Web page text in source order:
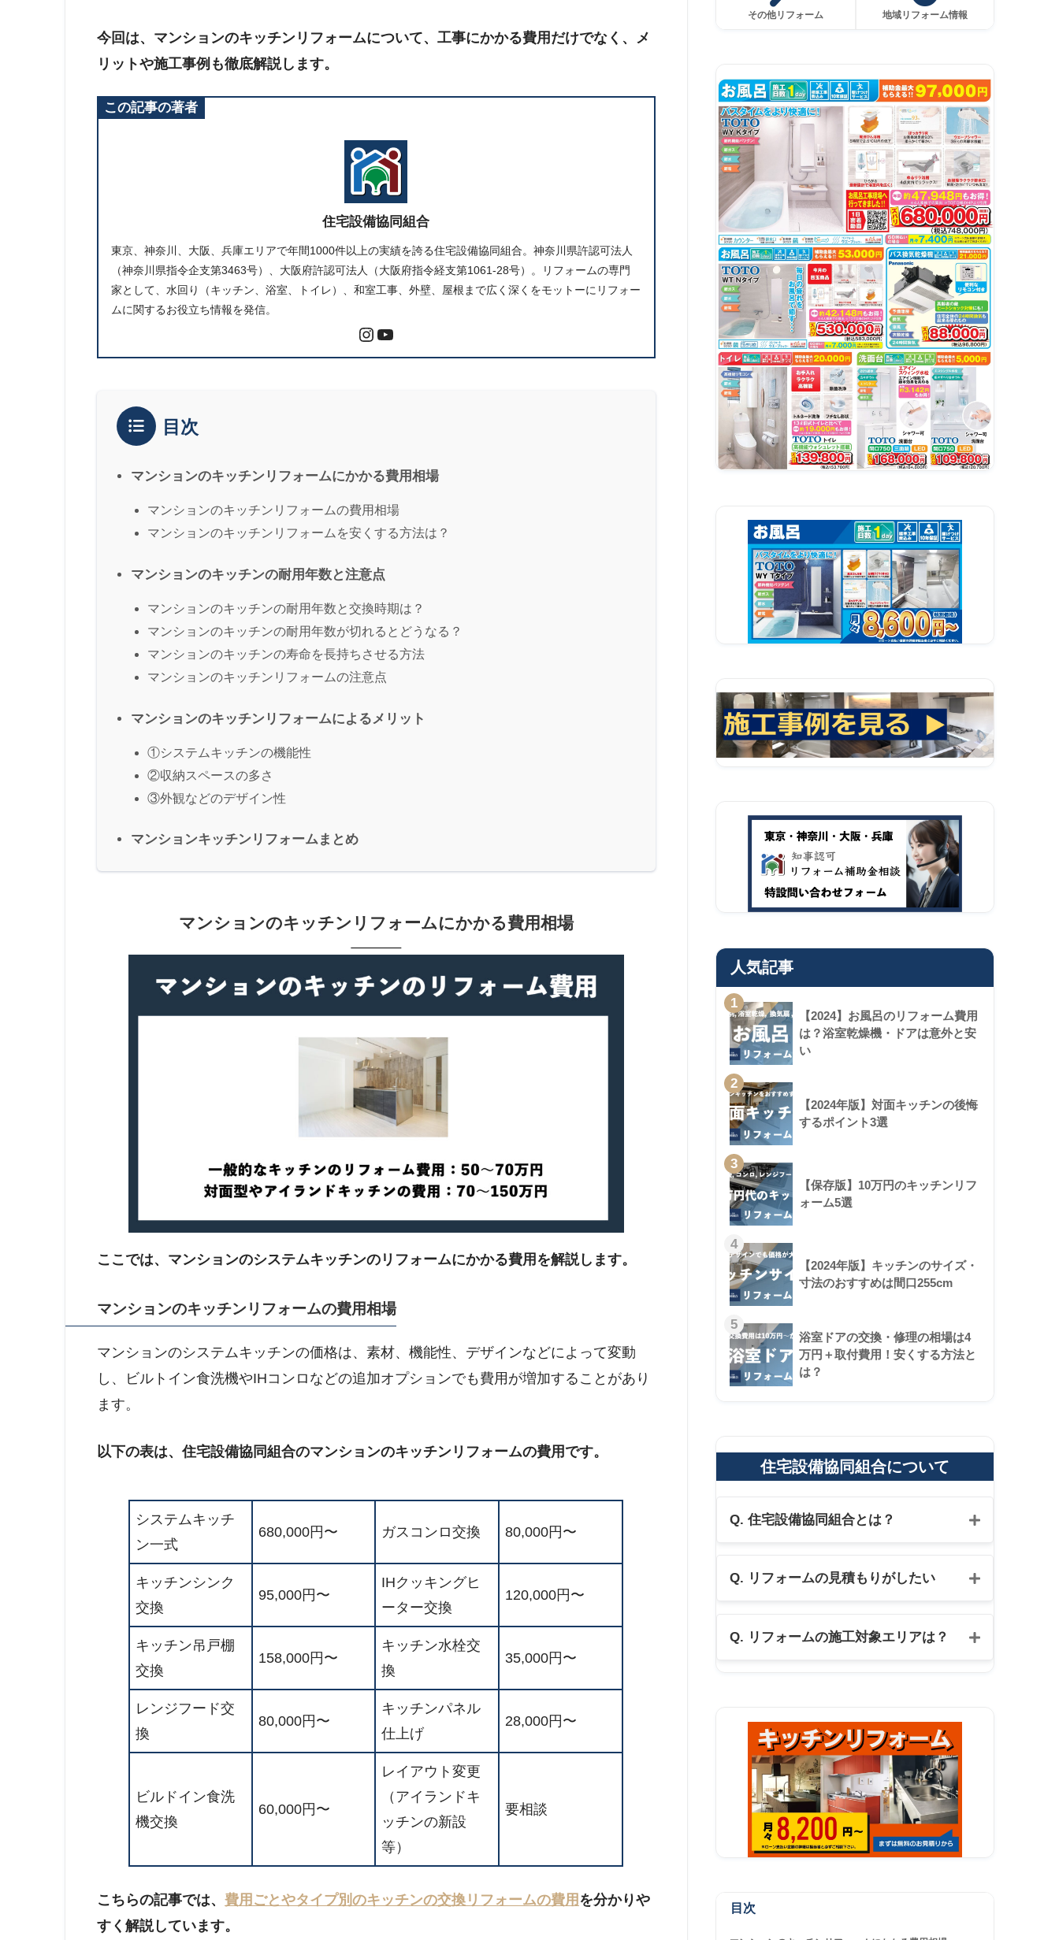
今回は、マンションのキッチンリフォームについて、工事にかかる費用だけでなく、メ
リットや施工事例も徹底解説します。
この記事の著者
住宅設備協同組合
東京、神奈川、大阪、兵庫エリアで年間1000件以上の実績を誇る住宅設備協同組合。神奈川県許認可法人
（神奈川県指令企支第3463号）、大阪府許認可法人（大阪府指令経支第1061-28号）。リフォームの専門
家として、水回り（キッチン、浴室、トイレ）、和室工事、外壁、屋根まで広く深くをモットーにリフォー
ムに関するお役立ち情報を発信。
目次
マンションのキッチンリフォームにかかる費用相場
マンションのキッチンリフォームの費用相場
マンションのキッチンリフォームを安くする方法は？
マンションのキッチンの耐用年数と注意点
マンションのキッチンの耐用年数と交換時期は？
マンションのキッチンの耐用年数が切れるとどうなる？
マンションのキッチンの寿命を長持ちさせる方法
マンションのキッチンリフォームの注意点
マンションのキッチンリフォームによるメリット
①システムキッチンの機能性
②収納スペースの多さ
③外観などのデザイン性
マンションキッチンリフォームまとめ
マンションのキッチンリフォームにかかる費用相場
ここでは、マンションのシステムキッチンのリフォームにかかる費用を解説します。
マンションのキッチンリフォームの費用相場
マンションのシステムキッチンの価格は、素材、機能性、デザインなどによって変動
し、ビルトイン食洗機やIHコンロなどの追加オプションでも費用が増加することがあり
ます。
以下の表は、住宅設備協同組合のマンションのキッチンリフォームの費用です。
システムキッチ
ン一式
680,000円〜 ガスコンロ交換 80,000円〜
キッチンシンク
交換
95,000円〜
IHクッキングヒ
ーター交換
120,000円〜
キッチン吊戸棚
交換
158,000円〜
キッチン水栓交
換
35,000円〜
レンジフード交
換
80,000円〜
キッチンパネル
仕上げ
28,000円〜
ビルドイン食洗
機交換
60,000円〜
レイアウト変更
（アイランドキ
ッチンの新設
等）
要相談
こちらの記事では、 費用ごとやタイプ別のキッチンの交換リフォームの費用 を分かりや
すく解説しています。
その他リフォーム 地域リフォーム情報
人気記事
1
【2024】お風呂のリフォーム費用
は？浴室乾燥機・ドアは意外と安
い
2
【2024年版】対面キッチンの後悔
するポイント3選
3
【保存版】10万円のキッチンリフ
ォーム5選
4
【2024年版】キッチンのサイズ・
寸法のおすすめは間口255cm
5
浴室ドアの交換・修理の相場は4
万円＋取付費用！安くする方法と
は？
住宅設備協同組合について
Q. 住宅設備協同組合とは？
Q. リフォームの見積もりがしたい
Q. リフォームの施工対象エリアは？
目次